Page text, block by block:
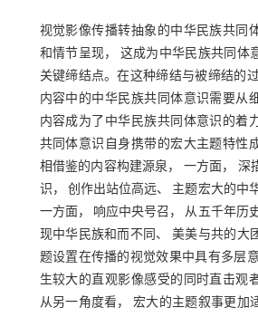
视觉影像传播转抽象的中华民族共同
和情节呈现， 这成为中华民族共同体
关键缔结点。在这种缔结与被缔结的
内容中的中华民族共同体意识需要从
内容成为了中华民族共同体意识的着
共同体意识自身携带的宏大主题特性
相借鉴的内容构建源泉， 一方面， 深
识， 创作出站位高远、 主题宏大的中
一方面， 响应中央号召， 从五千年历
现中华民族和而不同、 美美与共的大
题设置在传播的视觉效果中具有多层
生较大的直观影像感受的同时直击观
从另一角度看， 宏大的主题叙事更加